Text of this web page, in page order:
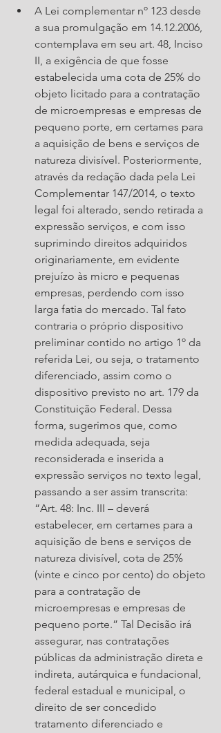
A Lei complementar nº 123 desde
a sua promulgação em 14.12.2006,
contemplava em seu art. 48, Inciso
II, a exigência de que fosse
estabelecida uma cota de 25% do
objeto licitado para a contratação
de microempresas e empresas de
pequeno porte, em certames para
a aquisição de bens e serviços de
natureza divisível. Posteriormente,
através da redação dada pela Lei
Complementar 147/2014, o texto
legal foi alterado, sendo retirada a
expressão serviços, e com isso
suprimindo direitos adquiridos
originariamente, em evidente
prejuízo às micro e pequenas
empresas, perdendo com isso
larga fatia do mercado. Tal fato
contraria o próprio dispositivo
preliminar contido no artigo 1º da
referida Lei, ou seja, o tratamento
diferenciado, assim como o
dispositivo previsto no art. 179 da
Constituição Federal. Dessa
forma, sugerimos que, como
medida adequada, seja
reconsiderada e inserida a
expressão serviços no texto legal,
passando a ser assim transcrita:
“Art. 48: Inc. III – deverá
estabelecer, em certames para a
aquisição de bens e serviços de
natureza divisível, cota de 25%
(vinte e cinco por cento) do objeto
para a contratação de
microempresas e empresas de
pequeno porte.” Tal Decisão irá
assegurar, nas contratações
públicas da administração direta e
indireta, autárquica e fundacional,
federal estadual e municipal, o
direito de ser concedido
tratamento diferenciado e